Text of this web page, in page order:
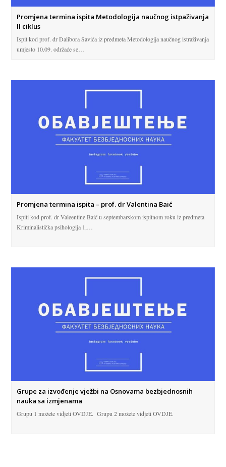
Promjena termina ispita Metodologija naučnog istpaživanja
II ciklus
Ispit kod prof. dr Dalibora Savića iz predmeta Metodologija naučnog istraživanja
umjesto 10.09. održaće se…
Promjena termina ispita – prof. dr Valentina Baić
Ispiti kod prof. dr Valeentine Baić u septembarskom ispitnom roku iz predmeta
Kriminalistička psihologija 1,…
Grupe za izvođenje vježbi na Osnovama bezbjednosnih
nauka sa izmjenama
Grupu 1 možete vidjeti OVDJE. Grupu 2 možete vidjeti OVDJE.